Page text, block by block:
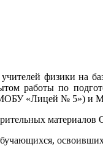
учителей физики
работы по
«Лицей № 5») и